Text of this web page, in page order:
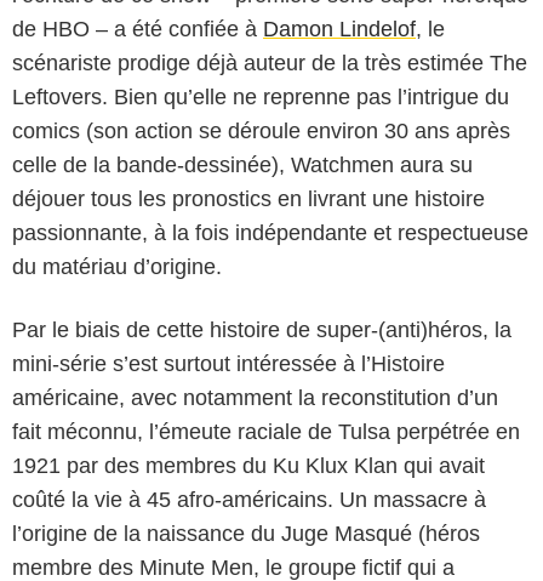
de HBO – a été confiée à Damon Lindelof, le
scénariste prodige déjà auteur de la très estimée The
Leftovers. Bien qu’elle ne reprenne pas l’intrigue du
comics (son action se déroule environ 30 ans après
celle de la bande-dessinée), Watchmen aura su
déjouer tous les pronostics en livrant une histoire
passionnante, à la fois indépendante et respectueuse
du matériau d’origine.
Par le biais de cette histoire de super-(anti)héros, la
mini-série s’est surtout intéressée à l’Histoire
américaine, avec notamment la reconstitution d’un
fait méconnu, l’émeute raciale de Tulsa perpétrée en
1921 par des membres du Ku Klux Klan qui avait
coûté la vie à 45 afro-américains. Un massacre à
l’origine de la naissance du Juge Masqué (héros
membre des Minute Men, le groupe fictif qui a